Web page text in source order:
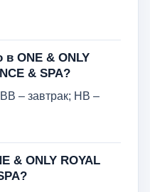
в ONE & ONLY
& SPA?
– завтрак; HB –
& ONLY ROYAL